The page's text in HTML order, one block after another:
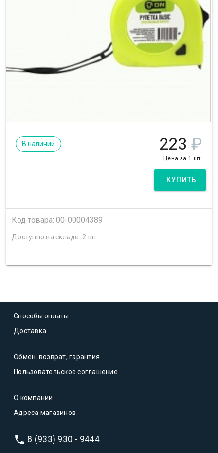
В наличии 223 ₽
Цена за 1 шт.
КУПИТЬ
Код товара: 00-00004389
Доступно на складе: 2 шт.
Способы оплаты
Доставка
Обмен, возврат, гарантия
Пользовательское соглашение
О компании
Адреса магазинов
8 (933) 930 - 9444